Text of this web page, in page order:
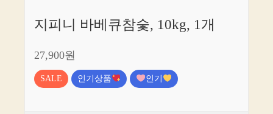
지피니 바베큐참숯, 10kg, 1개
27,900원
SALE 인기상품 인기